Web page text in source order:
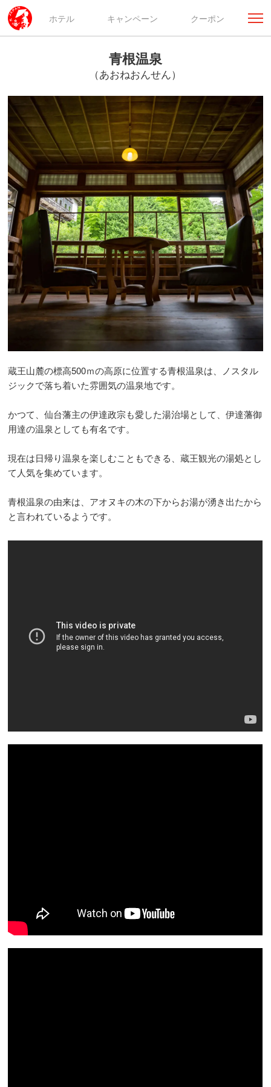
ホテル キャンペーン クーポン
青根温泉
（あおねおんせん）
蔵王山麓の標高500ｍの高原に位置する青根温泉は、ノスタル
ジックで落ち着いた雰囲気の温泉地です。
かつて、仙台藩主の伊達政宗も愛した湯治場として、伊達藩御
用達の温泉としても有名です。
現在は日帰り温泉を楽しむこともできる、蔵王観光の湯処とし
て人気を集めています。
青根温泉の由来は、アオヌキの木の下からお湯が湧き出たから
と言われているようです。